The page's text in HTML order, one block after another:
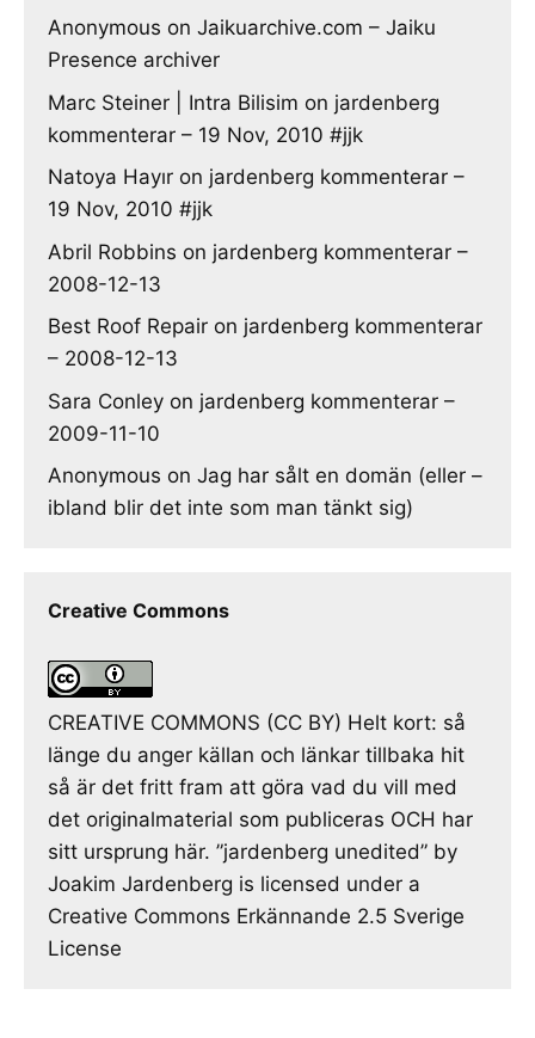
Anonymous on Jaikuarchive.com – Jaiku
Presence archiver
Marc Steiner | Intra Bilisim on jardenberg
kommenterar – 19 Nov, 2010 #jjk
Natoya Hayır on jardenberg kommenterar –
19 Nov, 2010 #jjk
Abril Robbins on jardenberg kommenterar –
2008-12-13
Best Roof Repair on jardenberg kommenterar
– 2008-12-13
Sara Conley on jardenberg kommenterar –
2009-11-10
Anonymous on Jag har sålt en domän (eller –
ibland blir det inte som man tänkt sig)
Creative Commons
CREATIVE COMMONS (CC BY) Helt kort: så
länge du anger källan och länkar tillbaka hit
så är det fritt fram att göra vad du vill med
det originalmaterial som publiceras OCH har
sitt ursprung här. ”jardenberg unedited” by
Joakim Jardenberg is licensed under a
Creative Commons Erkännande 2.5 Sverige
License